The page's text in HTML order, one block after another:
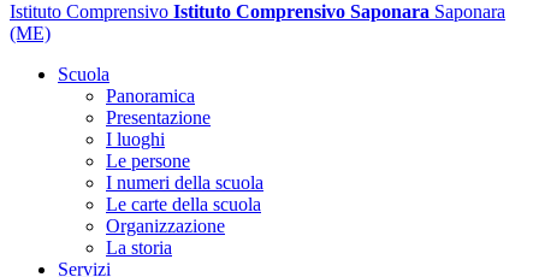
Istituto Comprensivo Istituto Comprensivo Saponara Saponara
(ME)
Scuola
Panoramica
Presentazione
I luoghi
Le persone
I numeri della scuola
Le carte della scuola
Organizzazione
La storia
Servizi